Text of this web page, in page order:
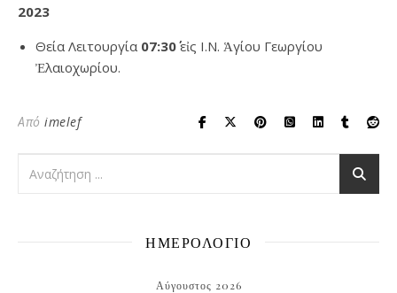
2023
Θεία Λειτουργία 07:30΄εἰς Ι.Ν. Ἁγίου Γεωργίου
Ἐλαιοχωρίου.
Από imelef
ΗΜΕΡΟΛΟΓΙΟ
Αύγουστος 2026